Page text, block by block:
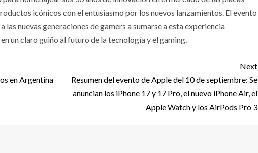
icónicos con el entusiasmo por los nuevos lanzamientos. El evento
nuevas generaciones de gamers a sumarse a esta experiencia
un claro guiño al futuro de la tecnología y el gaming.
en Argentina
Next
Resumen del evento de Apple del 10 de septiembre: Se
anuncian los iPhone 17 y 17 Pro, el nuevo iPhone Air, el
Apple Watch y los AirPods Pro 3